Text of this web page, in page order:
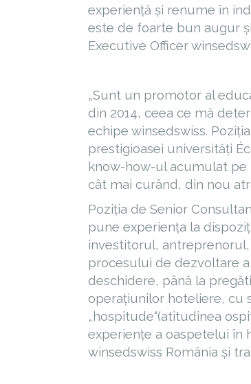
experiență și renume în
este de foarte bun augur
Executive Officer
„Sunt un promotor al
din 2014, ceea ce mă
echipe winsedswiss.
prestigioasei universități
know-how-ul acumulat pe
cât mai curând, din nou
Poziția de Senior
pune experiența la
investitorul,
procesului de dezvoltare
deschidere, până la
operațiunilor hoteliere, cu
„hospitude“(atitudinea
experiențe a oaspetelui în
winsedswiss România și